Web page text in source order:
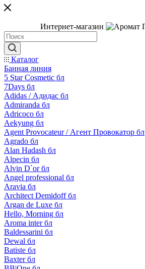
Интернет-магазин
Каталог
Банная линия
5 Star Cosmetic бл
7Days бл
Adidas / Адидас бл
Admiranda бл
Adricoco бл
Aekyung бл
Agent Provocateur / Агент Провокатор бл
Agrado бл
Alan Hadash бл
Alpecin бл
Alvin D`or бл
Angel professional бл
Aravia бл
Architect Demidoff бл
Argan de Luxe бл
Hello, Morning бл
Aroma inter бл
Baldessarini бл
Dewal бл
Batiste бл
Baxter бл